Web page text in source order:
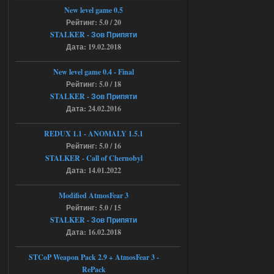
STCoP WP 3.4
Stalker-Mods-Clan-su
Доступно только для пользователей
04.08.2026
Объединенный Пак 2 + OGSR +
STCoP WP 3.4
andreyforest1993
там есть опция расшириные
анимации нпс, я поставил
галочку но толку ноль, ни каких
анимаций нет, может это что-то другое,
не известно, больше нет ни каких таких
кнопок по поводу анимаций
Последний рассвет - Эпизод 1
Stalker-Mods-Clan-su
New level game 0.5
Рейтинг: 5.0 / 20
STALKER - Зов Припяти
Дата: 19.02.2018
New level game 0.4 - Final
Рейтинг: 5.0 / 18
STALKER - Зов Припяти
Дата: 24.02.2016
REDUX 1.1​​​​​​​ - ANOMALY 1.5.1
Рейтинг: 5.0 / 16
STALKER - Call of Chernobyl
Дата: 14.01.2022
Modified AtmosFear 3
Рейтинг: 5.0 / 15
STALKER - Зов Припяти
Дата: 16.02.2018
STCoP Weapon Pack 2.9 + AtmosFear 3 -
RePack